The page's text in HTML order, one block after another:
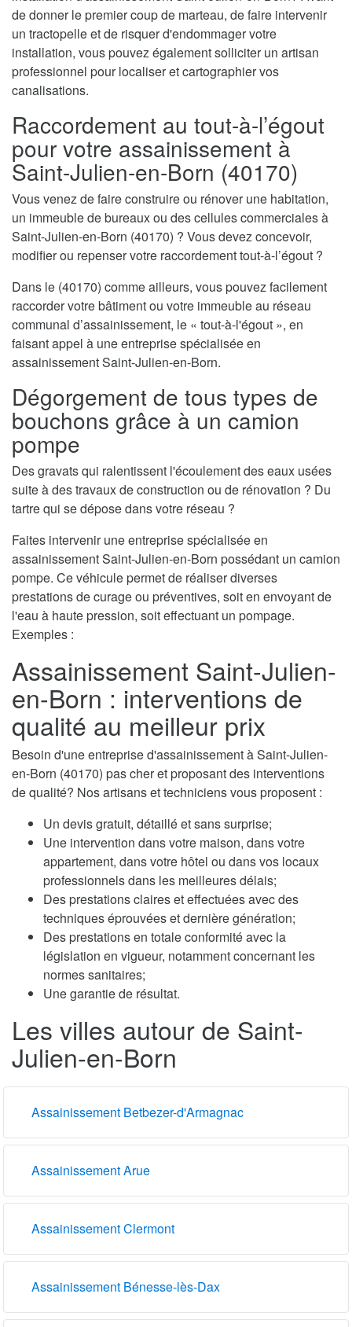
de donner le premier coup de marteau, de faire intervenir
un tractopelle et de risquer d'endommager votre
installation, vous pouvez également solliciter un artisan
professionnel pour localiser et cartographier vos
canalisations.
Raccordement au tout-à-l’égout
pour votre assainissement à
Saint-Julien-en-Born (40170)
Vous venez de faire construire ou rénover une habitation,
un immeuble de bureaux ou des cellules commerciales à
Saint-Julien-en-Born (40170) ? Vous devez concevoir,
modifier ou repenser votre raccordement tout-à-l’égout ?
Dans le (40170) comme ailleurs, vous pouvez facilement
raccorder votre bâtiment ou votre immeuble au réseau
communal d’assainissement, le « tout-à-l'égout », en
faisant appel à une entreprise spécialisée en
assainissement Saint-Julien-en-Born.
Dégorgement de tous types de
bouchons grâce à un camion
pompe
Des gravats qui ralentissent l'écoulement des eaux usées
suite à des travaux de construction ou de rénovation ? Du
tartre qui se dépose dans votre réseau ?
Faites intervenir une entreprise spécialisée en
assainissement Saint-Julien-en-Born possédant un camion
pompe. Ce véhicule permet de réaliser diverses
prestations de curage ou préventives, soit en envoyant de
l'eau à haute pression, soit effectuant un pompage.
Exemples :
Assainissement Saint-Julien-
en-Born : interventions de
qualité au meilleur prix
Besoin d'une entreprise d'assainissement à Saint-Julien-
en-Born (40170) pas cher et proposant des interventions
de qualité? Nos artisans et techniciens vous proposent :
Un devis gratuit, détaillé et sans surprise;
Une intervention dans votre maison, dans votre
appartement, dans votre hôtel ou dans vos locaux
professionnels dans les meilleures délais;
Des prestations claires et effectuées avec des
techniques éprouvées et dernière génération;
Des prestations en totale conformité avec la
législation en vigueur, notamment concernant les
normes sanitaires;
Une garantie de résultat.
Les villes autour de Saint-
Julien-en-Born
Assainissement Betbezer-d'Armagnac
Assainissement Arue
Assainissement Clermont
Assainissement Bénesse-lès-Dax